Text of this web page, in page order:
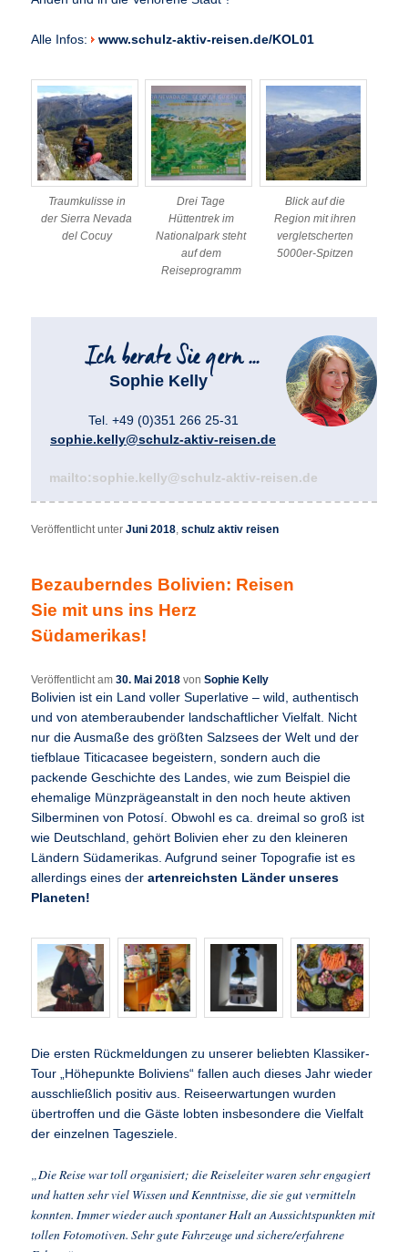
Alle Infos: www.schulz-aktiv-reisen.de/KOL01
Traumkulisse in
der Sierra Nevada
del Cocuy
Drei Tage
Hüttentrek im
Nationalpark steht
auf dem
Reiseprogramm
Blick auf die
Region mit ihren
vergletscherten
5000er-Spitzen
Sophie Kelly
Tel. +49 (0)351 266 25-31
sophie.kelly@schulz-aktiv-reisen.de
mailto:sophie.kelly@schulz-aktiv-reisen.de
Veröffentlicht unter Juni 2018,schulz aktiv reisen
Bezauberndes Bolivien: Reisen
Sie mit uns ins Herz
Südamerikas!
Veröffentlicht am30. Mai 2018 vonSophie Kelly
Bolivien ist ein Land voller Superlative – wild, authentisch
und von atemberaubender landschaftlicher Vielfalt. Nicht
nur die Ausmaße des größten Salzsees der Welt und der
tiefblaue Titicacasee begeistern, sondern auch die
packende Geschichte des Landes, wie zum Beispiel die
ehemalige Münzprägeanstalt in den noch heute aktiven
Silberminen von Potosí. Obwohl es ca. dreimal so groß ist
wie Deutschland, gehört Bolivien eher zu den kleineren
Ländern Südamerikas. Aufgrund seiner Topografie ist es
allerdings eines derartenreichsten Länder unseres
Planeten!
Die ersten Rückmeldungen zu unserer beliebten Klassiker-
Tour „Höhepunkte Boliviens“ fallen auch dieses Jahr wieder
ausschließlich positiv aus. Reiseerwartungen wurden
übertroffen und die Gäste lobten insbesondere die Vielfalt
der einzelnen Tagesziele.
„Die Reise war toll organisiert; die Reiseleiter waren sehr engagiert
und hatten sehr viel Wissen und Kenntnisse, die sie gut vermitteln
konnten. Immer wieder auch spontaner Halt an Aussichtspunkten mit
tollen Fotomotiven. Sehr gute Fahrzeuge und sichere/erfahrene